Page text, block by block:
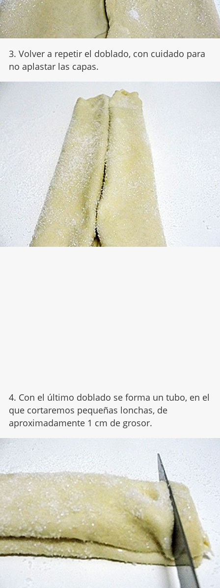
3. Volver a repetir el doblado, con cuidado para
no aplastar las capas.
4. Con el último doblado se forma un tubo, en el
que cortaremos pequeñas lonchas, de
aproximadamente 1 cm de grosor.